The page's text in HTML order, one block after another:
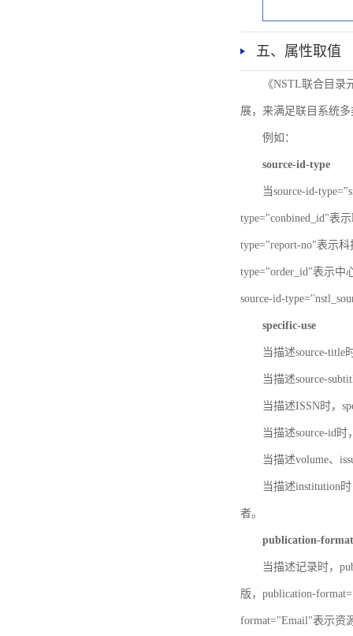
五、属性取值
《NSTL联合目
展，来满足联目系统
例如：
source-id-type
当source-id-
type="conbined_id"表
type="report-no"表示
type="order_id"表示中
source-id-
specific-use
当描述source-title
当描述source-
当描述ISSN时，
当描述source-id
当描述volume、
当描述institution
者。
publication-format
当描述记录时，
版，publication-
format="Email"表示资